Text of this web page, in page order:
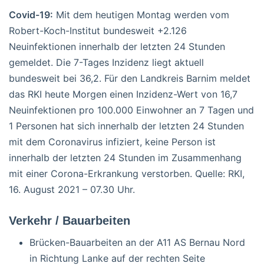
Covid-19: Mit dem heutigen Montag werden vom
Robert-Koch-Institut bundesweit +2.126
Neuinfektionen innerhalb der letzten 24 Stunden
gemeldet. Die 7-Tages Inzidenz liegt aktuell
bundesweit bei 36,2. Für den Landkreis Barnim meldet
das RKI heute Morgen einen Inzidenz-Wert von 16,7
Neuinfektionen pro 100.000 Einwohner an 7 Tagen und
1 Personen hat sich innerhalb der letzten 24 Stunden
mit dem Coronavirus infiziert, keine Person ist
innerhalb der letzten 24 Stunden im Zusammenhang
mit einer Corona-Erkrankung verstorben. Quelle: RKI,
16. August 2021 – 07.30 Uhr.
Verkehr / Bauarbeiten
Brücken-Bauarbeiten an der A11 AS Bernau Nord
in Richtung Lanke auf der rechten Seite